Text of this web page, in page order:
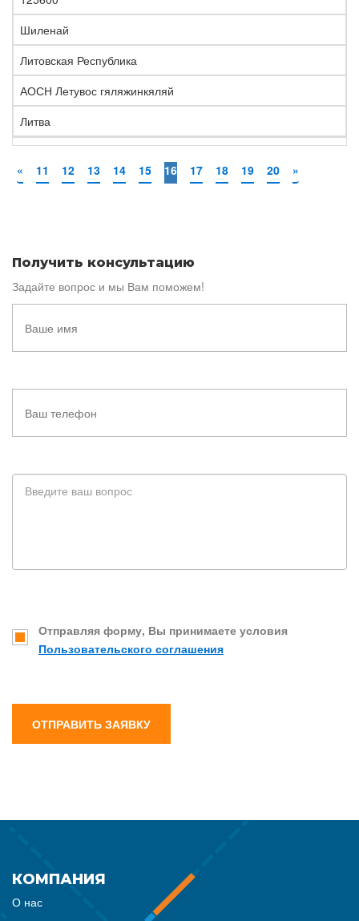
Шиленай
Литовская Республика
АОСН Летувос гяляжинкяляй
Литва
« 11 12 13 14 15 16 17 18 19 20 »
Получить консультацию
Задайте вопрос и мы Вам поможем!
Отправляя форму, Вы принимаете условия
Пользовательского соглашения
ОТПРАВИТЬ ЗАЯВКУ
КОМПАНИЯ
О нас